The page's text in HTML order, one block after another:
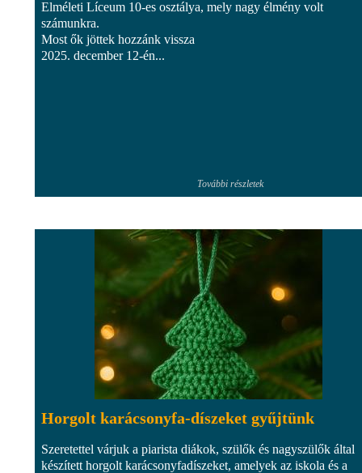
Elméleti Líceum 10-es osztálya, mely nagy élmény volt
számunkra.
Most ők jöttek hozzánk vissza
2025. december 12-én...
További részletek
Horgolt karácsonyfa-díszeket gyűjtünk
Szeretettel várjuk a piarista diákok, szülők és nagyszülők által
készített horgolt karácsonyfadíszeket, amelyek az iskola és a